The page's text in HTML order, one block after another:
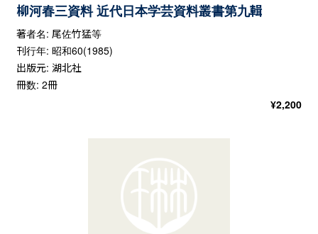
柳河春三資料 近代日本学芸資料叢書第九輯
著者名: 尾佐竹猛等
刊行年: 昭和60(1985)
出版元: 湖北社
冊数: 2冊
¥2,200